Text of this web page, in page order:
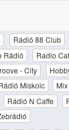
Rádió 88 Club
Rádió Radio
- City
Miskolc
Rádió N Caffe